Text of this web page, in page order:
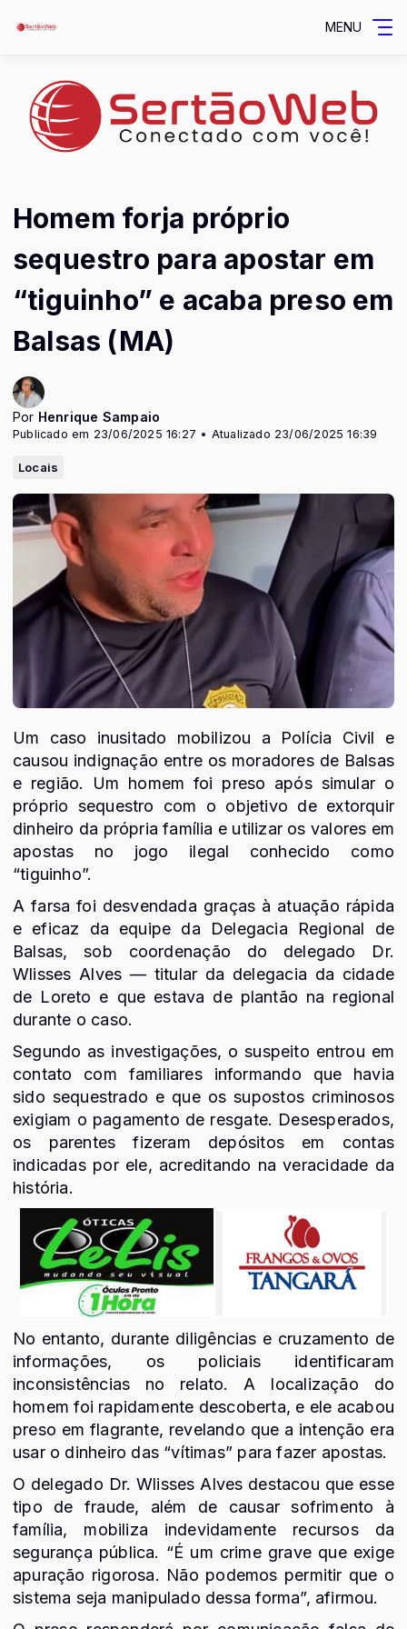
MENU
Homem forja próprio
sequestro para apostar em
“tiguinho” e acaba preso em
Balsas (MA)
Por Henrique Sampaio
Publicado em 23/06/2025 16:27 • Atualizado 23/06/2025 16:39
Locais
Um caso inusitado mobilizou a Polícia Civil e
causou indignação entre os moradores de Balsas
e região. Um homem foi preso após simular o
próprio sequestro com o objetivo de extorquir
dinheiro da própria família e utilizar os valores em
apostas no jogo ilegal conhecido como
“tiguinho”.
A farsa foi desvendada graças à atuação rápida
e eficaz da equipe da Delegacia Regional de
Balsas, sob coordenação do delegado Dr.
Wlisses Alves — titular da delegacia da cidade
de Loreto e que estava de plantão na regional
durante o caso.
Segundo as investigações, o suspeito entrou em
contato com familiares informando que havia
sido sequestrado e que os supostos criminosos
exigiam o pagamento de resgate. Desesperados,
os parentes fizeram depósitos em contas
indicadas por ele, acreditando na veracidade da
história.
No entanto, durante diligências e cruzamento de
informações, os policiais identificaram
inconsistências no relato. A localização do
homem foi rapidamente descoberta, e ele acabou
preso em flagrante, revelando que a intenção era
usar o dinheiro das “vítimas” para fazer apostas.
O delegado Dr. Wlisses Alves destacou que esse
tipo de fraude, além de causar sofrimento à
família, mobiliza indevidamente recursos da
segurança pública. “É um crime grave que exige
apuração rigorosa. Não podemos permitir que o
sistema seja manipulado dessa forma”, afirmou.